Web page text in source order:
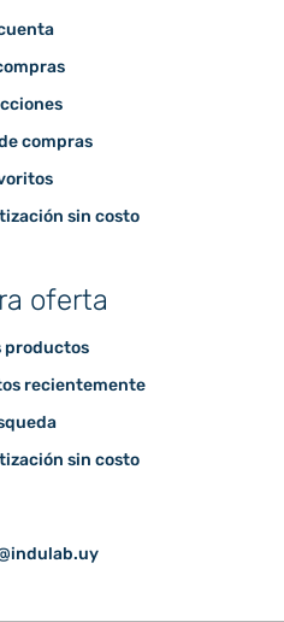
compras
sin costo
oferta
productos
recientemente
sin costo